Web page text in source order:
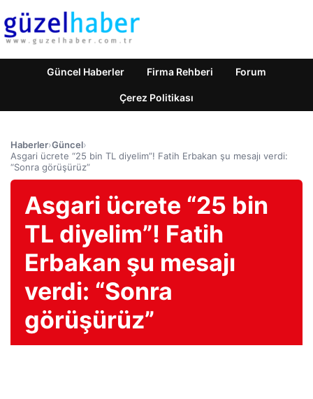
Güncel Haberler Firma Rehberi Forum
Çerez Politikası
Haberler›Güncel›
Asgari ücrete “25 bin TL diyelim”! Fatih Erbakan şu mesajı verdi:
“Sonra görüşürüz”
Asgari ücrete “25 bin
TL diyelim”! Fatih
Erbakan şu mesajı
verdi: “Sonra
görüşürüz”